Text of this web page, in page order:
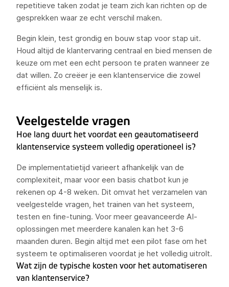
repetitieve taken zodat je team zich kan richten op de
gesprekken waar ze echt verschil maken.
Begin klein, test grondig en bouw stap voor stap uit.
Houd altijd de klantervaring centraal en bied mensen de
keuze om met een echt persoon te praten wanneer ze
dat willen. Zo creëer je een klantenservice die zowel
efficiënt als menselijk is.
Veelgestelde vragen
Hoe lang duurt het voordat een geautomatiseerd
klantenservice systeem volledig operationeel is?
De implementatietijd varieert afhankelijk van de
complexiteit, maar voor een basis chatbot kun je
rekenen op 4-8 weken. Dit omvat het verzamelen van
veelgestelde vragen, het trainen van het systeem,
testen en fine-tuning. Voor meer geavanceerde AI-
oplossingen met meerdere kanalen kan het 3-6
maanden duren. Begin altijd met een pilot fase om het
systeem te optimaliseren voordat je het volledig uitrolt.
Wat zijn de typische kosten voor het automatiseren
van klantenservice?